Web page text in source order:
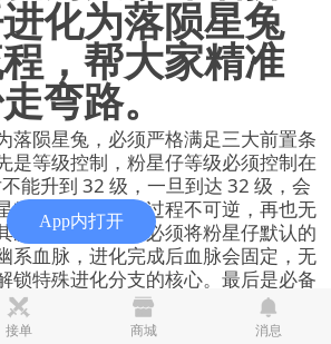
App内打开
化为落陨星兔
，帮大家精准
弯路。
落陨星兔，必须严格满足三大前置条
是等级控制，粉星仔等级必须控制在
能升到 32 级，一旦到达 32 级，会
粉耳兔，且进化过程不可逆，再也无
次是血脉转换，必须将粉星仔默认的
系血脉，进化完成后血脉会固定，无
锁特殊进化分支的核心。最后是必备
血脉秘药，这是切换血脉的唯一道
接单 商城 消息